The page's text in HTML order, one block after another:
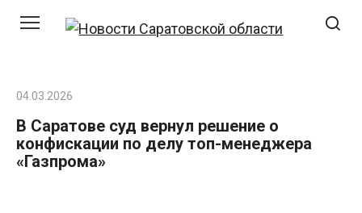
04.03.2026
В Саратове суд вернул решение о
конфискации по делу топ-менеджера
«Газпрома»